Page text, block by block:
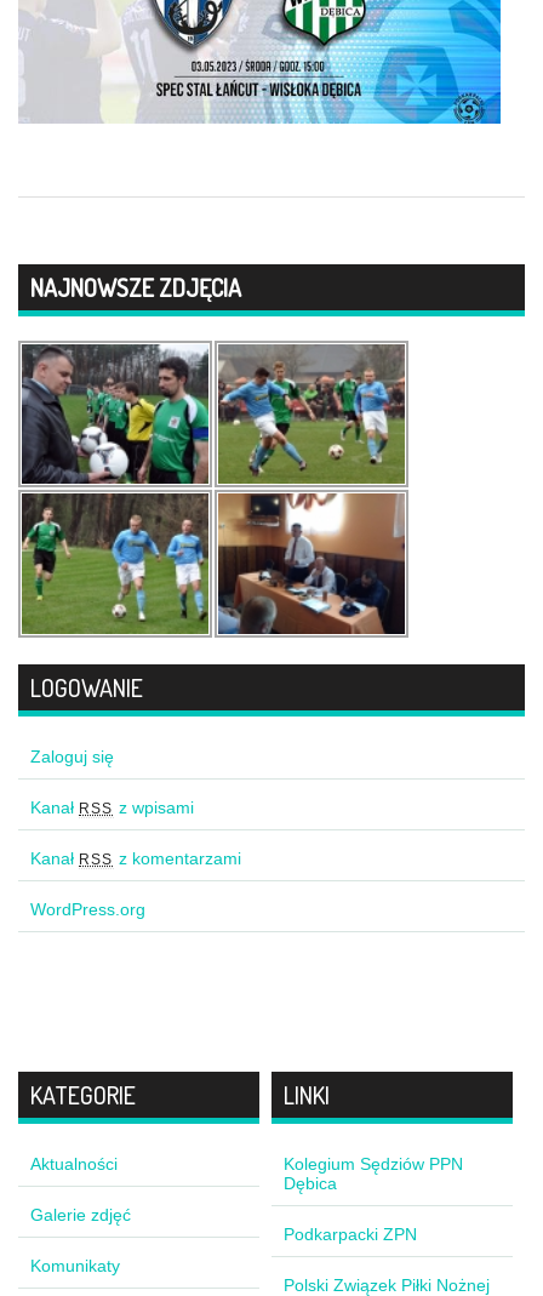
NAJNOWSZE ZDJĘCIA
LOGOWANIE
Zaloguj się
Kanał RSS z wpisami
Kanał RSS z komentarzami
WordPress.org
KATEGORIE
Aktualności
Galerie zdjęć
Komunikaty
LINKI
Kolegium Sędziów PPN
Dębica
Podkarpacki ZPN
Polski Związek Piłki Nożnej